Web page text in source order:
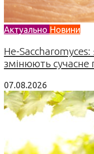
Актуально Новини
Не-Saccharomyces:
змінюють сучасне
07.08.2026